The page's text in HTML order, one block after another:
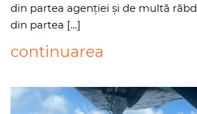
din partea agenției și de multă
din partea […]
continuarea